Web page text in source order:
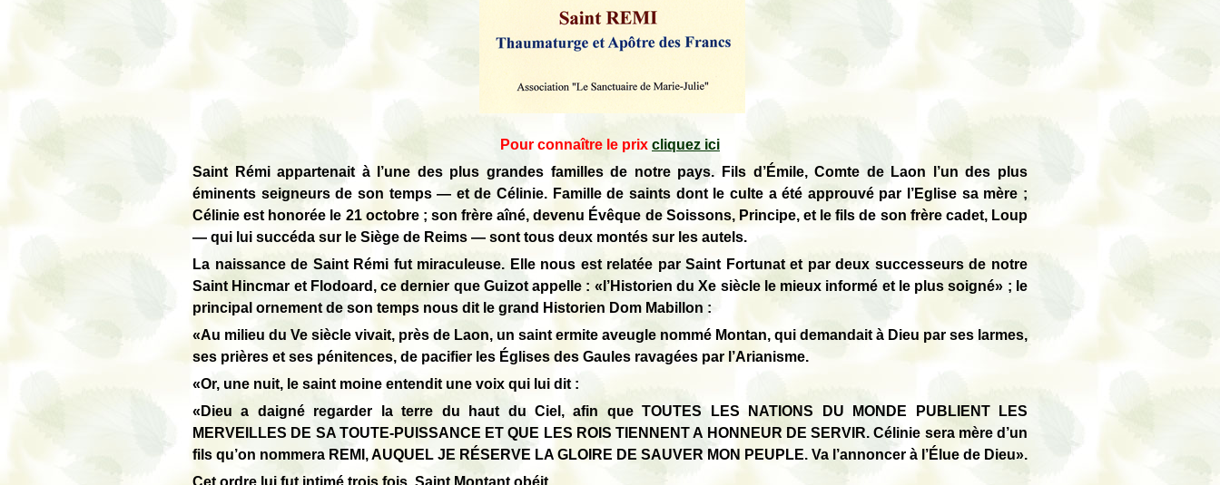
Pour connaître le prix cliquez ici
Saint Rémi appartenait à l’une des plus grandes familles de notre pays. Fils d’Émile, Comte de Laon l’un des plus
éminents seigneurs de son temps — et de Célinie. Famille de saints dont le culte a été approuvé par l’Eglise sa mère ;
Célinie est honorée le 21 octobre ; son frère aîné, devenu Évêque de Soissons, Principe, et le fils de son frère cadet, Loup
— qui lui succéda sur le Siège de Reims — sont tous deux montés sur les autels.
La naissance de Saint Rémi fut miraculeuse. Elle nous est relatée par Saint Fortunat et par deux successeurs de notre
Saint Hincmar et Flodoard, ce dernier que Guizot appelle : «l’Historien du Xe siècle le mieux informé et le plus soigné» ; le
principal ornement de son temps nous dit le grand Historien Dom Mabillon :
«Au milieu du Ve siècle vivait, près de Laon, un saint ermite aveugle nommé Montan, qui demandait à Dieu par ses larmes,
ses prières et ses pénitences, de pacifier les Églises des Gaules ravagées par l’Arianisme.
«Or, une nuit, le saint moine entendit une voix qui lui dit :
«Dieu a daigné regarder la terre du haut du Ciel, afin que TOUTES LES NATIONS DU MONDE PUBLIENT LES
MERVEILLES DE SA TOUTE-PUISSANCE ET QUE LES ROIS TIENNENT A HONNEUR DE SERVIR. Célinie sera mère d’un
fils qu’on nommera REMI, AUQUEL JE RÉSERVE LA GLOIRE DE SAUVER MON PEUPLE. Va l’annoncer à l’Élue de Dieu».
Cet ordre lui fut intimé trois fois. Saint Montant obéit.